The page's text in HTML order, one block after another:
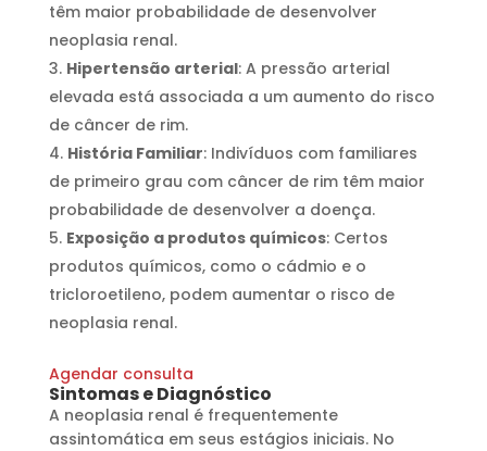
têm maior probabilidade de desenvolver
neoplasia renal.
Hipertensão arterial: A pressão arterial
elevada está associada a um aumento do risco
de câncer de rim.
História Familiar: Indivíduos com familiares
de primeiro grau com câncer de rim têm maior
probabilidade de desenvolver a doença.
Exposição a produtos químicos: Certos
produtos químicos, como o cádmio e o
tricloroetileno, podem aumentar o risco de
neoplasia renal.
Agendar consulta
Sintomas e Diagnóstico
A neoplasia renal é frequentemente
assintomática em seus estágios iniciais. No